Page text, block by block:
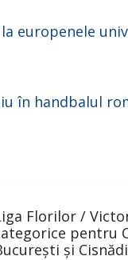
europenele
în handbalul
Florilor /
pentru
și